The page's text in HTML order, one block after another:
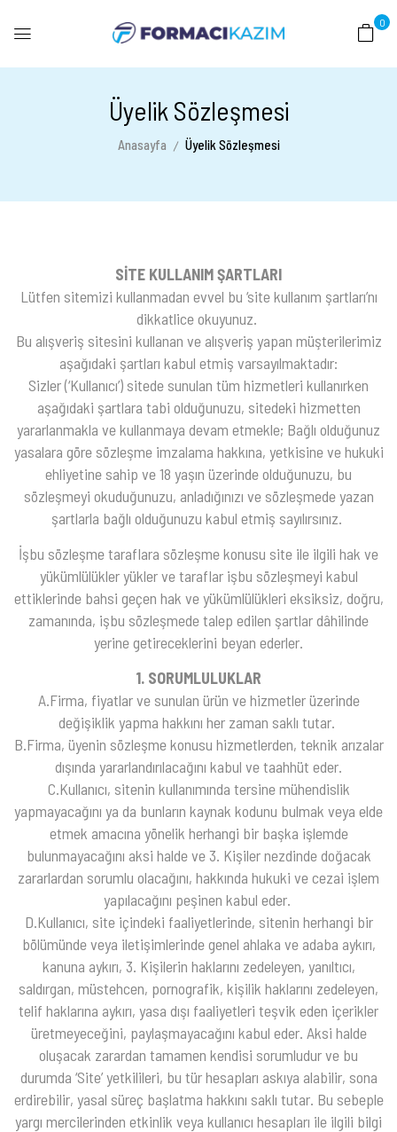
0
Üyelik Sözleşmesi
Anasayfa Üyelik Sözleşmesi
SİTE KULLANIM ŞARTLARI
Lütfen sitemizi kullanmadan evvel bu ‘site kullanım şartları’nı
dikkatlice okuyunuz.
Bu alışveriş sitesini kullanan ve alışveriş yapan müşterilerimiz
aşağıdaki şartları kabul etmiş varsayılmaktadır:
Sizler (‘Kullanıcı’) sitede sunulan tüm hizmetleri kullanırken
aşağıdaki şartlara tabi olduğunuzu, sitedeki hizmetten
yararlanmakla ve kullanmaya devam etmekle; Bağlı olduğunuz
yasalara göre sözleşme imzalama hakkına, yetkisine ve hukuki
ehliyetine sahip ve 18 yaşın üzerinde olduğunuzu, bu
sözleşmeyi okuduğunuzu, anladığınızı ve sözleşmede yazan
şartlarla bağlı olduğunuzu kabul etmiş sayılırsınız.
İşbu sözleşme taraflara sözleşme konusu site ile ilgili hak ve
yükümlülükler yükler ve taraflar işbu sözleşmeyi kabul
ettiklerinde bahsi geçen hak ve yükümlülükleri eksiksiz, doğru,
zamanında, işbu sözleşmede talep edilen şartlar dâhilinde
yerine getireceklerini beyan ederler.
1. SORUMLULUKLAR
A.Firma, fiyatlar ve sunulan ürün ve hizmetler üzerinde
değişiklik yapma hakkını her zaman saklı tutar.
B.Firma, üyenin sözleşme konusu hizmetlerden, teknik arızalar
dışında yararlandırılacağını kabul ve taahhüt eder.
C.Kullanıcı, sitenin kullanımında tersine mühendislik
yapmayacağını ya da bunların kaynak kodunu bulmak veya elde
etmek amacına yönelik herhangi bir başka işlemde
bulunmayacağını aksi halde ve 3. Kişiler nezdinde doğacak
zararlardan sorumlu olacağını, hakkında hukuki ve cezai işlem
yapılacağını peşinen kabul eder.
D.Kullanıcı, site içindeki faaliyetlerinde, sitenin herhangi bir
bölümünde veya iletişimlerinde genel ahlaka ve adaba aykırı,
kanuna aykırı, 3. Kişilerin haklarını zedeleyen, yanıltıcı,
saldırgan, müstehcen, pornografik, kişilik haklarını zedeleyen,
telif haklarına aykırı, yasa dışı faaliyetleri teşvik eden içerikler
üretmeyeceğini, paylaşmayacağını kabul eder. Aksi halde
oluşacak zarardan tamamen kendisi sorumludur ve bu
durumda ‘Site’ yetkilileri, bu tür hesapları askıya alabilir, sona
erdirebilir, yasal süreç başlatma hakkını saklı tutar. Bu sebeple
yargı mercilerinden etkinlik veya kullanıcı hesapları ile ilgili bilgi